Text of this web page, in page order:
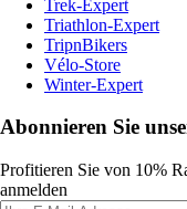
Trek-Expert
Triathlon-Expert
TripnBikers
Vélo-Store
Winter-Expert
Abonnieren Sie
Profitieren Sie von 10%
anmelden